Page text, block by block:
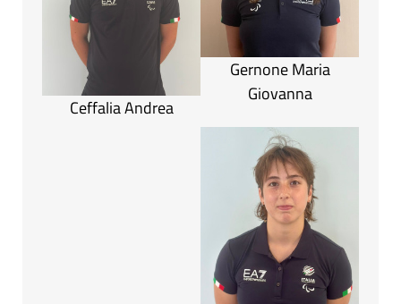
Ceffalia Andrea
Gernone Maria
Giovanna